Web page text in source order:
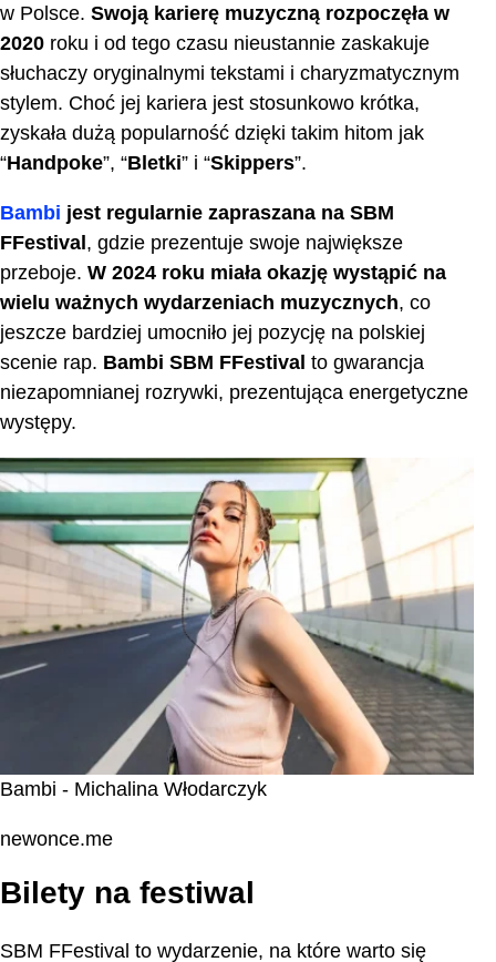
w Polsce. Swoją karierę muzyczną rozpoczęła w
2020 roku i od tego czasu nieustannie zaskakuje
słuchaczy oryginalnymi tekstami i charyzmatycznym
stylem. Choć jej kariera jest stosunkowo krótka,
zyskała dużą popularność dzięki takim hitom jak
“Handpoke”, “Bletki” i “Skippers”.
Bambi jest regularnie zapraszana na SBM
FFestival, gdzie prezentuje swoje największe
przeboje. W 2024 roku miała okazję wystąpić na
wielu ważnych wydarzeniach muzycznych, co
jeszcze bardziej umocniło jej pozycję na polskiej
scenie rap. Bambi SBM FFestival to gwarancja
niezapomnianej rozrywki, prezentująca energetyczne
występy.
Bambi - Michalina Włodarczyk
newonce.me
Bilety na festiwal
SBM FFestival to wydarzenie, na które warto się